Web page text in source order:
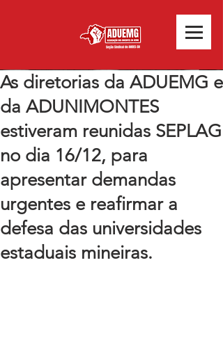
As diretorias da ADUEMG e
da ADUNIMONTES
estiveram reunidas SEPLAG
no dia 16/12, para
apresentar demandas
urgentes e reafirmar a
defesa das universidades
estaduais mineiras.